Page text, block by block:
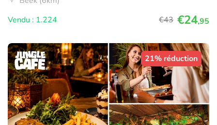
Vendu : 1.224
€43 €24,95
21% réduction